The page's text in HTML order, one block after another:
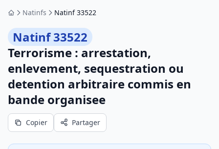
AccueilNatinfs Natinf 33522
Natinf 33522
Terrorisme : arrestation,
enlevement, sequestration ou
detention arbitraire commis en
bande organisee
Copier Partager